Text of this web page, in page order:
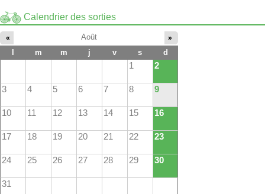
Calendrier des sorties
Août
« »
l m m j v s d
1 2
3 4 5 6 7 8 9
10 11 12 13 14 15 16
17 18 19 20 21 22 23
24 25 26 27 28 29 30
31